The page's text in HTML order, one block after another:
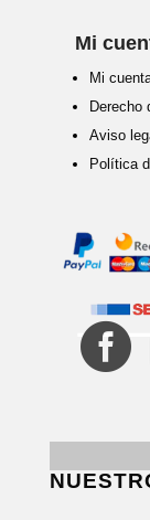
Mi
Mi
Derecho
Aviso
Política
